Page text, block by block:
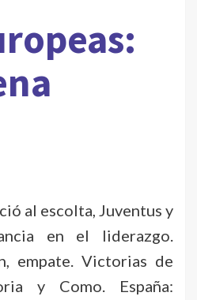
al escolta, Juventus y
en el liderazgo.
empate. Victorias de
y Como. España: